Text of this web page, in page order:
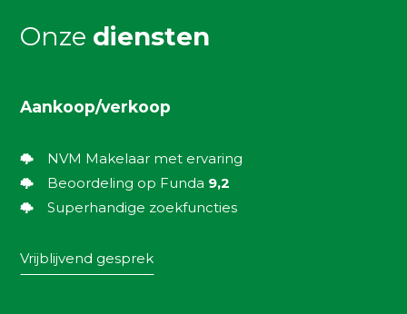
Onze diensten
Aankoop/verkoop
NVM Makelaar met ervaring
Beoordeling op Funda 9,2
Superhandige zoekfuncties
Vrijblijvend gesprek